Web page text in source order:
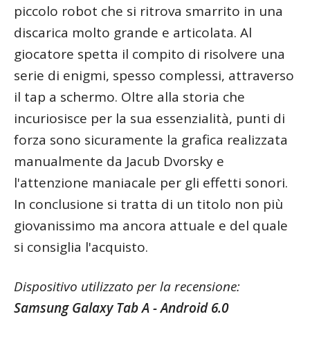
piccolo robot che si ritrova smarrito in una
discarica molto grande e articolata. Al
giocatore spetta il compito di risolvere una
serie di enigmi, spesso complessi, attraverso
il tap a schermo. Oltre alla storia che
incuriosisce per la sua essenzialità, punti di
forza sono sicuramente la grafica realizzata
manualmente da Jacub Dvorsky e
l'attenzione maniacale per gli effetti sonori.
In conclusione si tratta di un titolo non più
giovanissimo ma ancora attuale e del quale
si consiglia l'acquisto.
Dispositivo utilizzato per la recensione:
Samsung Galaxy Tab A - Android 6.0